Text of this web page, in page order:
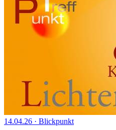
14.04.26 · Blickpunkt